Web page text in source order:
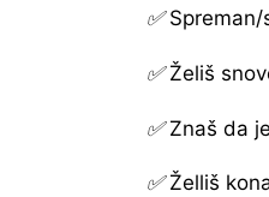
✅Spreman/
✅Želiš
✅Znaš da
✅Želliš